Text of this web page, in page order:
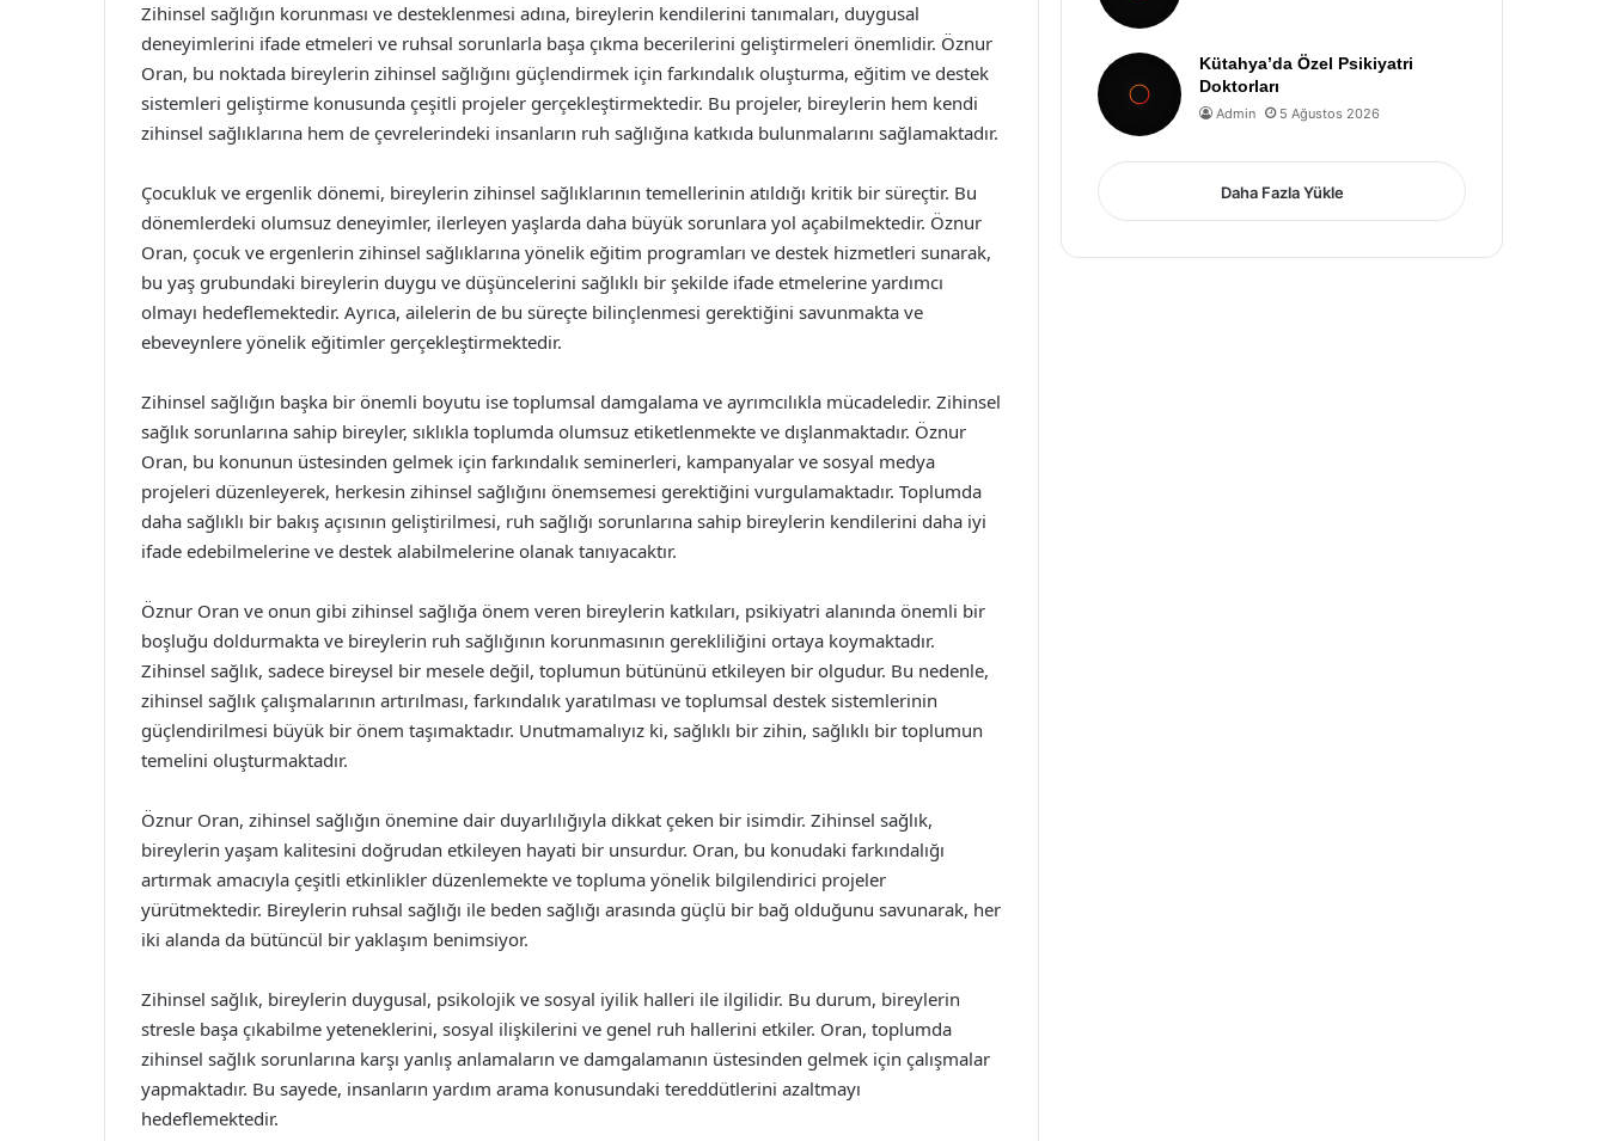
Zihinsel sağlığın korunması ve desteklenmesi adına, bireylerin kendilerini tanımaları, duygusal
deneyimlerini ifade etmeleri ve ruhsal sorunlarla başa çıkma becerilerini geliştirmeleri önemlidir. Öznur
Oran, bu noktada bireylerin zihinsel sağlığını güçlendirmek için farkındalık oluşturma, eğitim ve destek
sistemleri geliştirme konusunda çeşitli projeler gerçekleştirmektedir. Bu projeler, bireylerin hem kendi
zihinsel sağlıklarına hem de çevrelerindeki insanların ruh sağlığına katkıda bulunmalarını sağlamaktadır.
Çocukluk ve ergenlik dönemi, bireylerin zihinsel sağlıklarının temellerinin atıldığı kritik bir süreçtir. Bu
dönemlerdeki olumsuz deneyimler, ilerleyen yaşlarda daha büyük sorunlara yol açabilmektedir. Öznur
Oran, çocuk ve ergenlerin zihinsel sağlıklarına yönelik eğitim programları ve destek hizmetleri sunarak,
bu yaş grubundaki bireylerin duygu ve düşüncelerini sağlıklı bir şekilde ifade etmelerine yardımcı
olmayı hedeflemektedir. Ayrıca, ailelerin de bu süreçte bilinçlenmesi gerektiğini savunmakta ve
ebeveynlere yönelik eğitimler gerçekleştirmektedir.
Zihinsel sağlığın başka bir önemli boyutu ise toplumsal damgalama ve ayrımcılıkla mücadeledir. Zihinsel
sağlık sorunlarına sahip bireyler, sıklıkla toplumda olumsuz etiketlenmekte ve dışlanmaktadır. Öznur
Oran, bu konunun üstesinden gelmek için farkındalık seminerleri, kampanyalar ve sosyal medya
projeleri düzenleyerek, herkesin zihinsel sağlığını önemsemesi gerektiğini vurgulamaktadır. Toplumda
daha sağlıklı bir bakış açısının geliştirilmesi, ruh sağlığı sorunlarına sahip bireylerin kendilerini daha iyi
ifade edebilmelerine ve destek alabilmelerine olanak tanıyacaktır.
Öznur Oran ve onun gibi zihinsel sağlığa önem veren bireylerin katkıları, psikiyatri alanında önemli bir
boşluğu doldurmakta ve bireylerin ruh sağlığının korunmasının gerekliliğini ortaya koymaktadır.
Zihinsel sağlık, sadece bireysel bir mesele değil, toplumun bütününü etkileyen bir olgudur. Bu nedenle,
zihinsel sağlık çalışmalarının artırılması, farkındalık yaratılması ve toplumsal destek sistemlerinin
güçlendirilmesi büyük bir önem taşımaktadır. Unutmamalıyız ki, sağlıklı bir zihin, sağlıklı bir toplumun
temelini oluşturmaktadır.
Öznur Oran, zihinsel sağlığın önemine dair duyarlılığıyla dikkat çeken bir isimdir. Zihinsel sağlık,
bireylerin yaşam kalitesini doğrudan etkileyen hayati bir unsurdur. Oran, bu konudaki farkındalığı
artırmak amacıyla çeşitli etkinlikler düzenlemekte ve topluma yönelik bilgilendirici projeler
yürütmektedir. Bireylerin ruhsal sağlığı ile beden sağlığı arasında güçlü bir bağ olduğunu savunarak, her
iki alanda da bütüncül bir yaklaşım benimsiyor.
Zihinsel sağlık, bireylerin duygusal, psikolojik ve sosyal iyilik halleri ile ilgilidir. Bu durum, bireylerin
stresle başa çıkabilme yeteneklerini, sosyal ilişkilerini ve genel ruh hallerini etkiler. Oran, toplumda
zihinsel sağlık sorunlarına karşı yanlış anlamaların ve damgalamanın üstesinden gelmek için çalışmalar
yapmaktadır. Bu sayede, insanların yardım arama konusundaki tereddütlerini azaltmayı
hedeflemektedir.
Kütahya’da Özel Psikiyatri
Doktorları
Admin 5 Ağustos 2026
Daha Fazla Yükle